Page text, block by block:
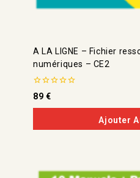
A LA LIGNE – Fichier
numériques – CE2
0
de
5
89 €
Ajouter